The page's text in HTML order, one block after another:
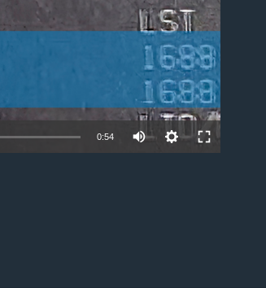
0:54